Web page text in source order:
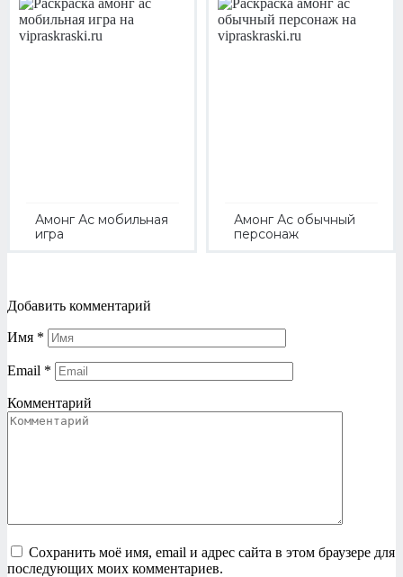
Амонг Ас мобильная
игра
Амонг Ас обычный
персонаж
Добавить комментарий
Имя *
Email *
Комментарий
Сохранить моё имя, email и адрес сайта в этом браузере для
последующих моих комментариев.